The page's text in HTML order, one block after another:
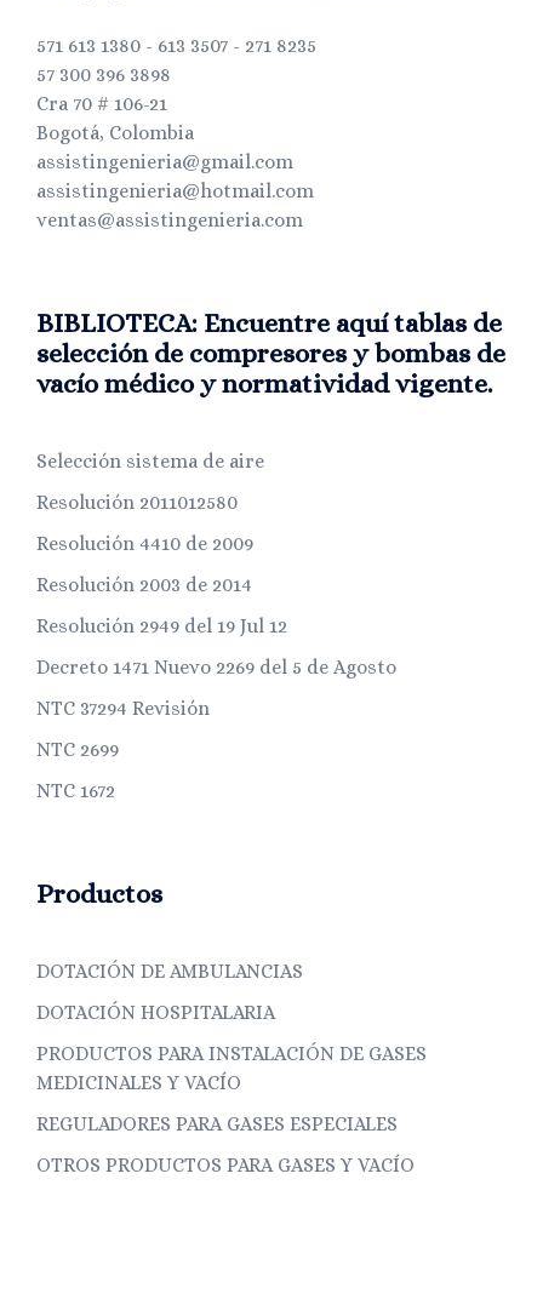
571 613 1380 - 613 3507 - 271 8235
57 300 396 3898
Cra 70 # 106-21
Bogotá, Colombia
assistingenieria@gmail.com
assistingenieria@hotmail.com
ventas@assistingenieria.com
BIBLIOTECA: Encuentre aquí tablas de
selección de compresores y bombas de
vacío médico y normatividad vigente.
Selección sistema de aire
Resolución 2011012580
Resolución 4410 de 2009
Resolución 2003 de 2014
Resolución 2949 del 19 Jul 12
Decreto 1471 Nuevo 2269 del 5 de Agosto
NTC 37294 Revisión
NTC 2699
NTC 1672
Productos
DOTACIÓN DE AMBULANCIAS
DOTACIÓN HOSPITALARIA
PRODUCTOS PARA INSTALACIÓN DE GASES
MEDICINALES Y VACÍO
REGULADORES PARA GASES ESPECIALES
OTROS PRODUCTOS PARA GASES Y VACÍO